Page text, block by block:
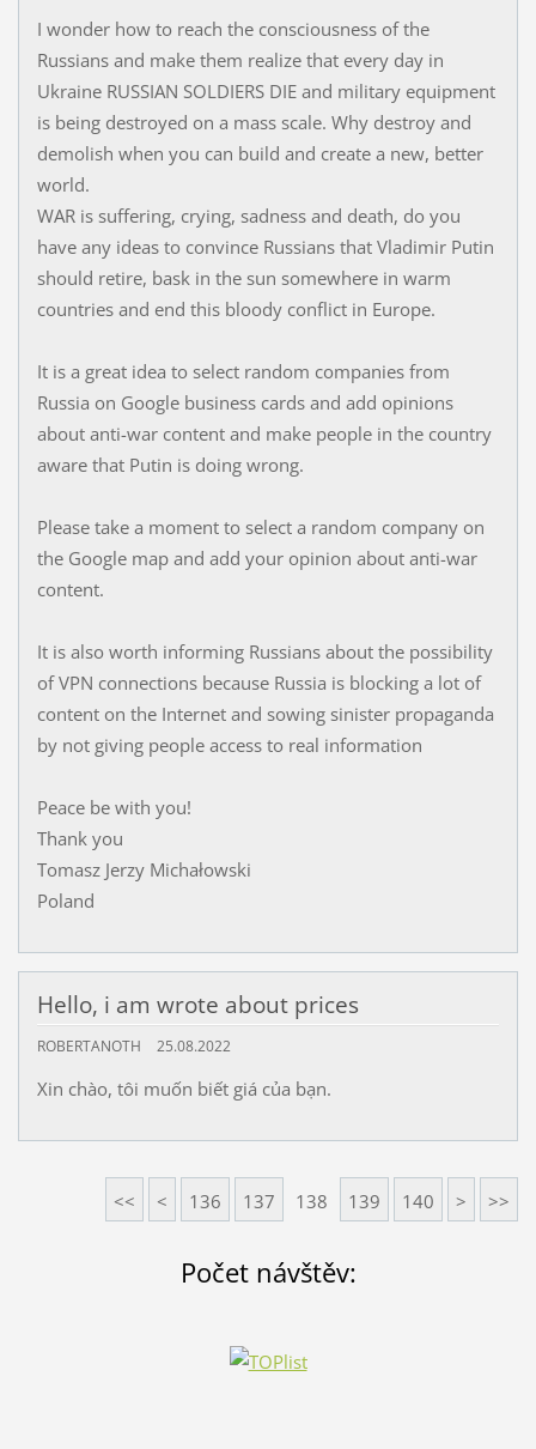
I wonder how to reach the consciousness of the
Russians and make them realize that every day in
Ukraine RUSSIAN SOLDIERS DIE and military equipment
is being destroyed on a mass scale. Why destroy and
demolish when you can build and create a new, better
world.
WAR is suffering, crying, sadness and death, do you
have any ideas to convince Russians that Vladimir Putin
should retire, bask in the sun somewhere in warm
countries and end this bloody conflict in Europe.
It is a great idea to select random companies from
Russia on Google business cards and add opinions
about anti-war content and make people in the country
aware that Putin is doing wrong.
Please take a moment to select a random company on
the Google map and add your opinion about anti-war
content.
It is also worth informing Russians about the possibility
of VPN connections because Russia is blocking a lot of
content on the Internet and sowing sinister propaganda
by not giving people access to real information
Peace be with you!
Thank you
Tomasz Jerzy Michałowski
Poland
Hello, i am wrote about prices
ROBERTANOTH 25.08.2022
Xin chào, tôi muốn biết giá của bạn.
<< < 136 137 138 139 140 > >>
Počet návštěv: